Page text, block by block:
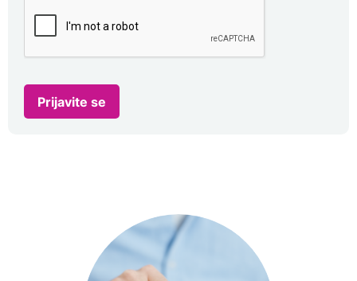
Prijavite se